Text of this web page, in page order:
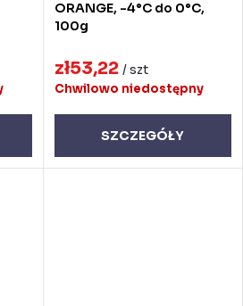
ORANGE, -4°C do 0°C,
100g
zł53,22 / szt
Chwilowo niedostępny
SZCZEGÓŁY